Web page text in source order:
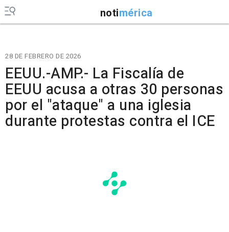
notimérica
28 DE FEBRERO DE 2026
EEUU.-AMP.- La Fiscalía de
EEUU acusa a otras 30 personas
por el "ataque" a una iglesia
durante protestas contra el ICE